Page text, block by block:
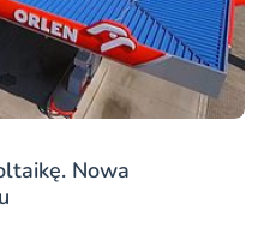
Nowa